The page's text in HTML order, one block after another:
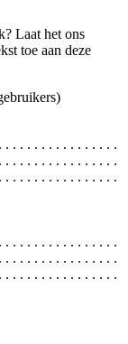
Laat het ons
toe aan deze
. . . . . . . . . . . . . . . .
. . . . . . . . . . . . . . . .
. . . . . . . . . . . . . . . .
. . . . . . . . . . . . . . . .
. . . . . . . . . . . . . . . .
. . . . . . . . . . . . . . . .